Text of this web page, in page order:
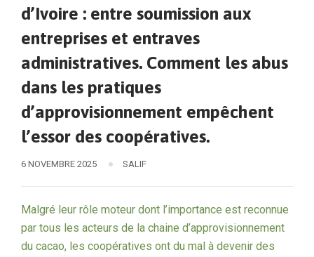
d’Ivoire : entre soumission aux
entreprises et entraves
administratives. Comment les abus
dans les pratiques
d’approvisionnement empêchent
l’essor des coopératives.
6 NOVEMBRE 2025 SALIF
Malgré leur rôle moteur dont l’importance est reconnue
par tous les acteurs de la chaine d’approvisionnement
du cacao, les coopératives ont du mal à devenir des